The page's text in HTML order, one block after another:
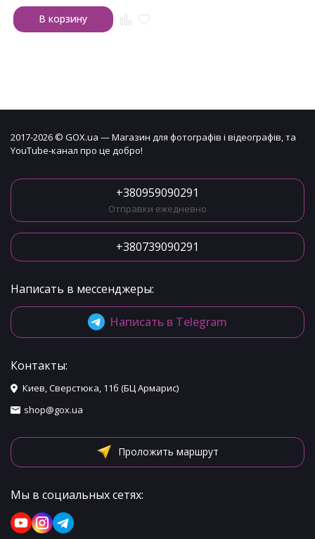
В корзину
2017-2026 © GOX.ua — Магазин для фотографів і відеографів, та
YouTube-канал про це добро!
+380959090291
Отправки ежедневно
+380739090291
Написать в мессенджеры:
Написать в Telegram
Контакты:
Киев, Сверстюка, 11б (БЦ Армарис)
shop@gox.ua
Проложить маршрут
Мы в социальных сетях: